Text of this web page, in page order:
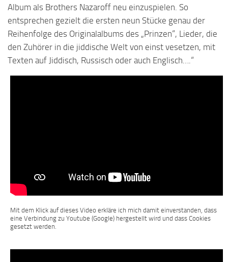
Album als Brothers Nazaroff neu einzuspielen. So
entsprechen gezielt die ersten neun Stücke genau der
Reihenfolge des Originalalbums des „Prinzen“, Lieder, die
den Zuhörer in die jiddische Welt von einst vesetzen, mit
Texten auf Jiddisch, Russisch oder auch Englisch….“
Mit dem Klick auf dieses Video erkläre ich mich damit einverstanden, dass
eine Verbindung zu Youtube (Google) hergestellt wird und dass Cookies
gesetzt werden.